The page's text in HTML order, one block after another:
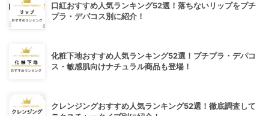
口紅おすすめ人気ランキング52選！落ちないリップをプチ
プラ・デパコス別に紹介！
化粧下地おすすめ人気ランキング52選！プチプラ・デパコ
ス・敏感肌向けナチュラル商品も登場！
クレンジングおすすめ人気ランキング52選！徹底調査して